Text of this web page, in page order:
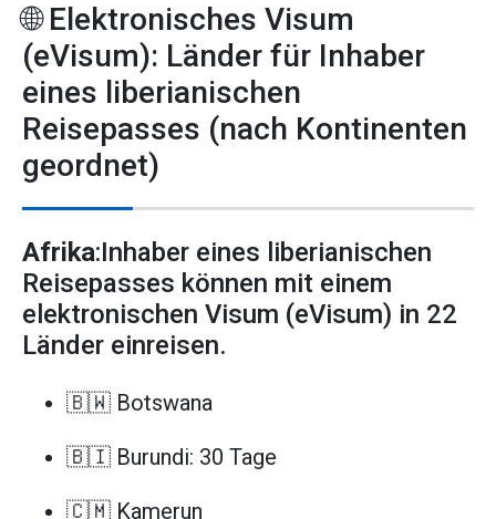
🌐 Elektronisches Visum
(eVisum): Länder für Inhaber
eines liberianischen
Reisepasses (nach Kontinenten
geordnet)
Afrika:Inhaber eines liberianischen
Reisepasses können mit einem
elektronischen Visum (eVisum) in 22
Länder einreisen.
🇧🇼 Botswana
🇧🇮 Burundi: 30 Tage
🇨🇲 Kamerun